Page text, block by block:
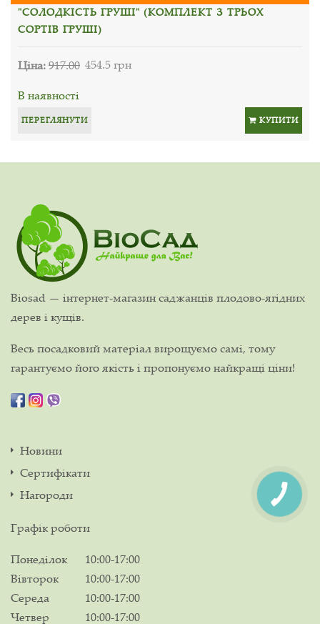
"СОЛОДКІСТЬ ГРУШІ" (КОМПЛЕКТ З ТРЬОХ
СОРТІВ ГРУШІ)
Ціна:917.00 454.5 грн
В наявності
ПЕРЕГЛЯНУТИ КУПИТИ
Biosad — інтернет-магазин саджанців плодово-ягідних
дерев і кущів.
Весь посадковий матеріал вирощуємо самі, тому
гарантуємо його якість і пропонуємо найкращі ціни!
Новини
Сертифікати
Нагороди
Графік роботи
Понеділок
10:00-17:00
Вівторок
10:00-17:00
Середа
10:00-17:00
Четвер
10:00-17:00